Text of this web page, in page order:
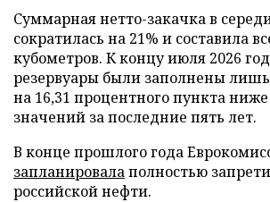
Суммарная нетто-закачка в
сократилась на 21% и составила
кубометров. К концу июля 2026
резервуары были заполнены лишь
на 16,31 процентного пункта
значений за последние пять лет.
В конце прошлого года
запланировалаполностью
российской нефти.